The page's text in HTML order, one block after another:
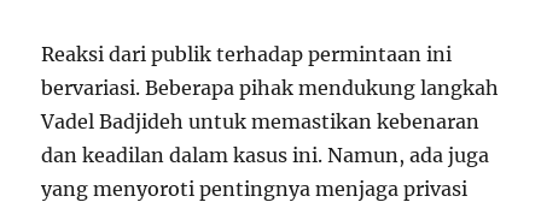
Reaksi dari publik terhadap permintaan ini
bervariasi. Beberapa pihak mendukung langkah
Vadel Badjideh untuk memastikan kebenaran
dan keadilan dalam kasus ini. Namun, ada juga
yang menyoroti pentingnya menjaga privasi